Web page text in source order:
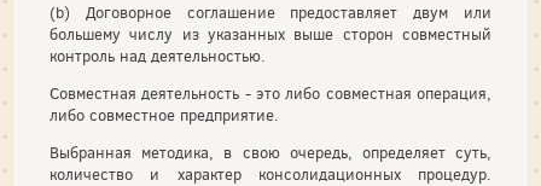
(b) Договорное соглашение предоставляет двум или
большему числу из указанных выше сторон совместный
контроль над деятельностью.
Совместная деятельность - это либо совместная операция,
либо совместное предприятие.
Выбранная методика, в свою очередь, определяет суть,
количество и характер консолидационных процедур.